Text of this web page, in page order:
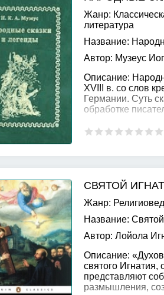
Жанр:
литература
Название:
Автор: Музеус
Описание:
XVIII в. со слов
Германии. Суть
обработке
СВЯТОЙ
Жанр:
Название:
Автор: Лойола
Описание:
святого
представляют
размышления,